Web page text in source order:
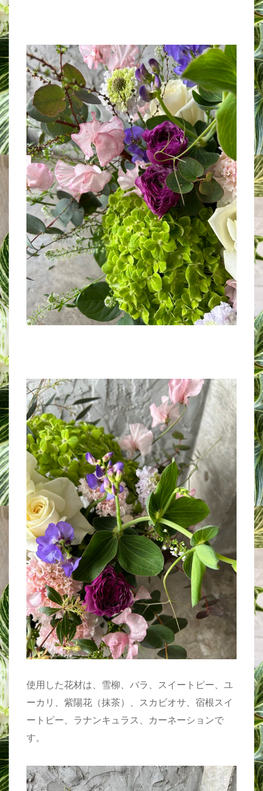
使用した花材は、雪柳、バラ、スイートピー、ユ
ーカリ、紫陽花（抹茶）、スカビオサ、宿根スイ
ートピー、ラナンキュラス、カーネーションで
す。